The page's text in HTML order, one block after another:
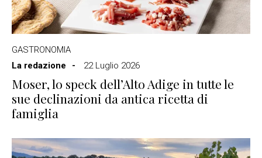
GASTRONOMIA
La redazione
22 Luglio 2026
Moser, lo speck dell’Alto Adige in tutte le
sue declinazioni da antica ricetta di
famiglia